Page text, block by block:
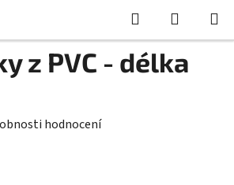
Hledat
KOŠÍK
z PVC - délka
hodnocení